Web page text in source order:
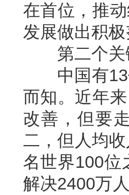
在首位，推
发展做出积极
第二个关
中国有13
而知。近年
改善，但要
二，但人均
名世界100位
解决2400万